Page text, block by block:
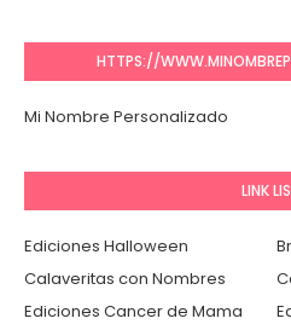
HTTPS://
Mi Nombre Personalizado
LINK
Ediciones Halloween
Calaveritas con Nombres
Ediciones Cancer de Mama